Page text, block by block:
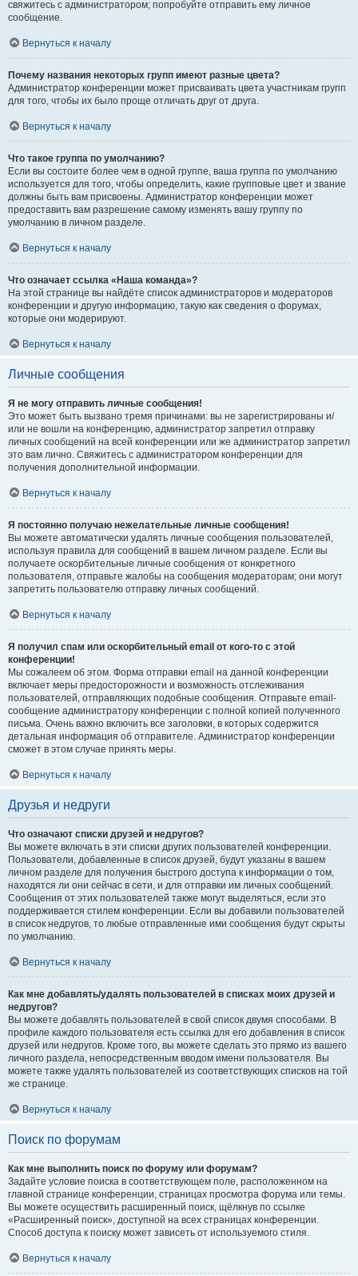
свяжитесь с администратором; попробуйте отправить ему личное
сообщение.
Вернуться к началу
Почему названия некоторых групп имеют разные цвета?
Администратор конференции может присваивать цвета участникам групп
для того, чтобы их было проще отличать друг от друга.
Вернуться к началу
Что такое группа по умолчанию?
Если вы состоите более чем в одной группе, ваша группа по умолчанию
используется для того, чтобы определить, какие групповые цвет и звание
должны быть вам присвоены. Администратор конференции может
предоставить вам разрешение самому изменять вашу группу по
умолчанию в личном разделе.
Вернуться к началу
Что означает ссылка «Наша команда»?
На этой странице вы найдёте список администраторов и модераторов
конференции и другую информацию, такую как сведения о форумах,
которые они модерируют.
Вернуться к началу
Личные сообщения
Я не могу отправить личные сообщения!
Это может быть вызвано тремя причинами: вы не зарегистрированы и/
или не вошли на конференцию, администратор запретил отправку
личных сообщений на всей конференции или же администратор запретил
это вам лично. Свяжитесь с администратором конференции для
получения дополнительной информации.
Вернуться к началу
Я постоянно получаю нежелательные личные сообщения!
Вы можете автоматически удалять личные сообщения пользователей,
используя правила для сообщений в вашем личном разделе. Если вы
получаете оскорбительные личные сообщения от конкретного
пользователя, отправьте жалобы на сообщения модераторам; они могут
запретить пользователю отправку личных сообщений.
Вернуться к началу
Я получил спам или оскорбительный email от кого-то с этой
конференции!
Мы сожалеем об этом. Форма отправки email на данной конференции
включает меры предосторожности и возможность отслеживания
пользователей, отправляющих подобные сообщения. Отправьте email-
сообщение администратору конференции с полной копией полученного
письма. Очень важно включить все заголовки, в которых содержится
детальная информация об отправителе. Администратор конференции
сможет в этом случае принять меры.
Вернуться к началу
Друзья и недруги
Что означают списки друзей и недругов?
Вы можете включать в эти списки других пользователей конференции.
Пользователи, добавленные в список друзей, будут указаны в вашем
личном разделе для получения быстрого доступа к информации о том,
находятся ли они сейчас в сети, и для отправки им личных сообщений.
Сообщения от этих пользователей также могут выделяться, если это
поддерживается стилем конференции. Если вы добавили пользователей
в список недругов, то любые отправленные ими сообщения будут скрыты
по умолчанию.
Вернуться к началу
Как мне добавлять/удалять пользователей в списках моих друзей и
недругов?
Вы можете добавлять пользователей в свой список двумя способами. В
профиле каждого пользователя есть ссылка для его добавления в список
друзей или недругов. Кроме того, вы можете сделать это прямо из вашего
личного раздела, непосредственным вводом имени пользователя. Вы
можете также удалять пользователей из соответствующих списков на той
же странице.
Вернуться к началу
Поиск по форумам
Как мне выполнить поиск по форуму или форумам?
Задайте условие поиска в соответствующем поле, расположенном на
главной странице конференции, страницах просмотра форума или темы.
Вы можете осуществить расширенный поиск, щёлкнув по ссылке
«Расширенный поиск», доступной на всех страницах конференции.
Способ доступа к поиску может зависеть от используемого стиля.
Вернуться к началу